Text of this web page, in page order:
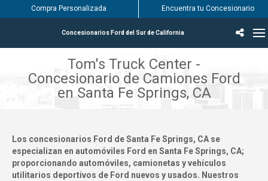
Concesionarios Ford del Sur de California
Compra Personalizada Encuentra tu Concesionario
Tom's Truck Center -
Concesionario de Camiones Ford
en Santa Fe Springs, CA
Los concesionarios Ford de Santa Fe Springs, CA se
especializan en automóviles Ford en Santa Fe Springs, CA;
proporcionando automóviles, camionetas y vehículos
utilitarios deportivos de Ford nuevos y usados. Nuestros